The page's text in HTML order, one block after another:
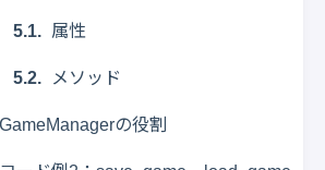
属性
メソッド
GameManagerの役割